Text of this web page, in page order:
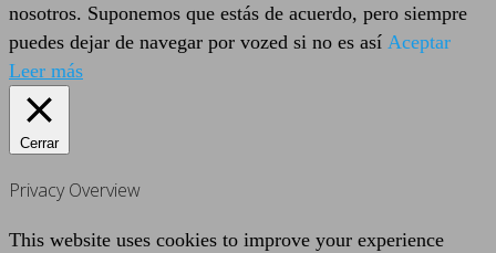
nosotros. Suponemos que estás de acuerdo, pero siempre
puedes dejar de navegar por vozed si no es así Aceptar
Leer más
Cerrar
Privacy Overview
This website uses cookies to improve your experience